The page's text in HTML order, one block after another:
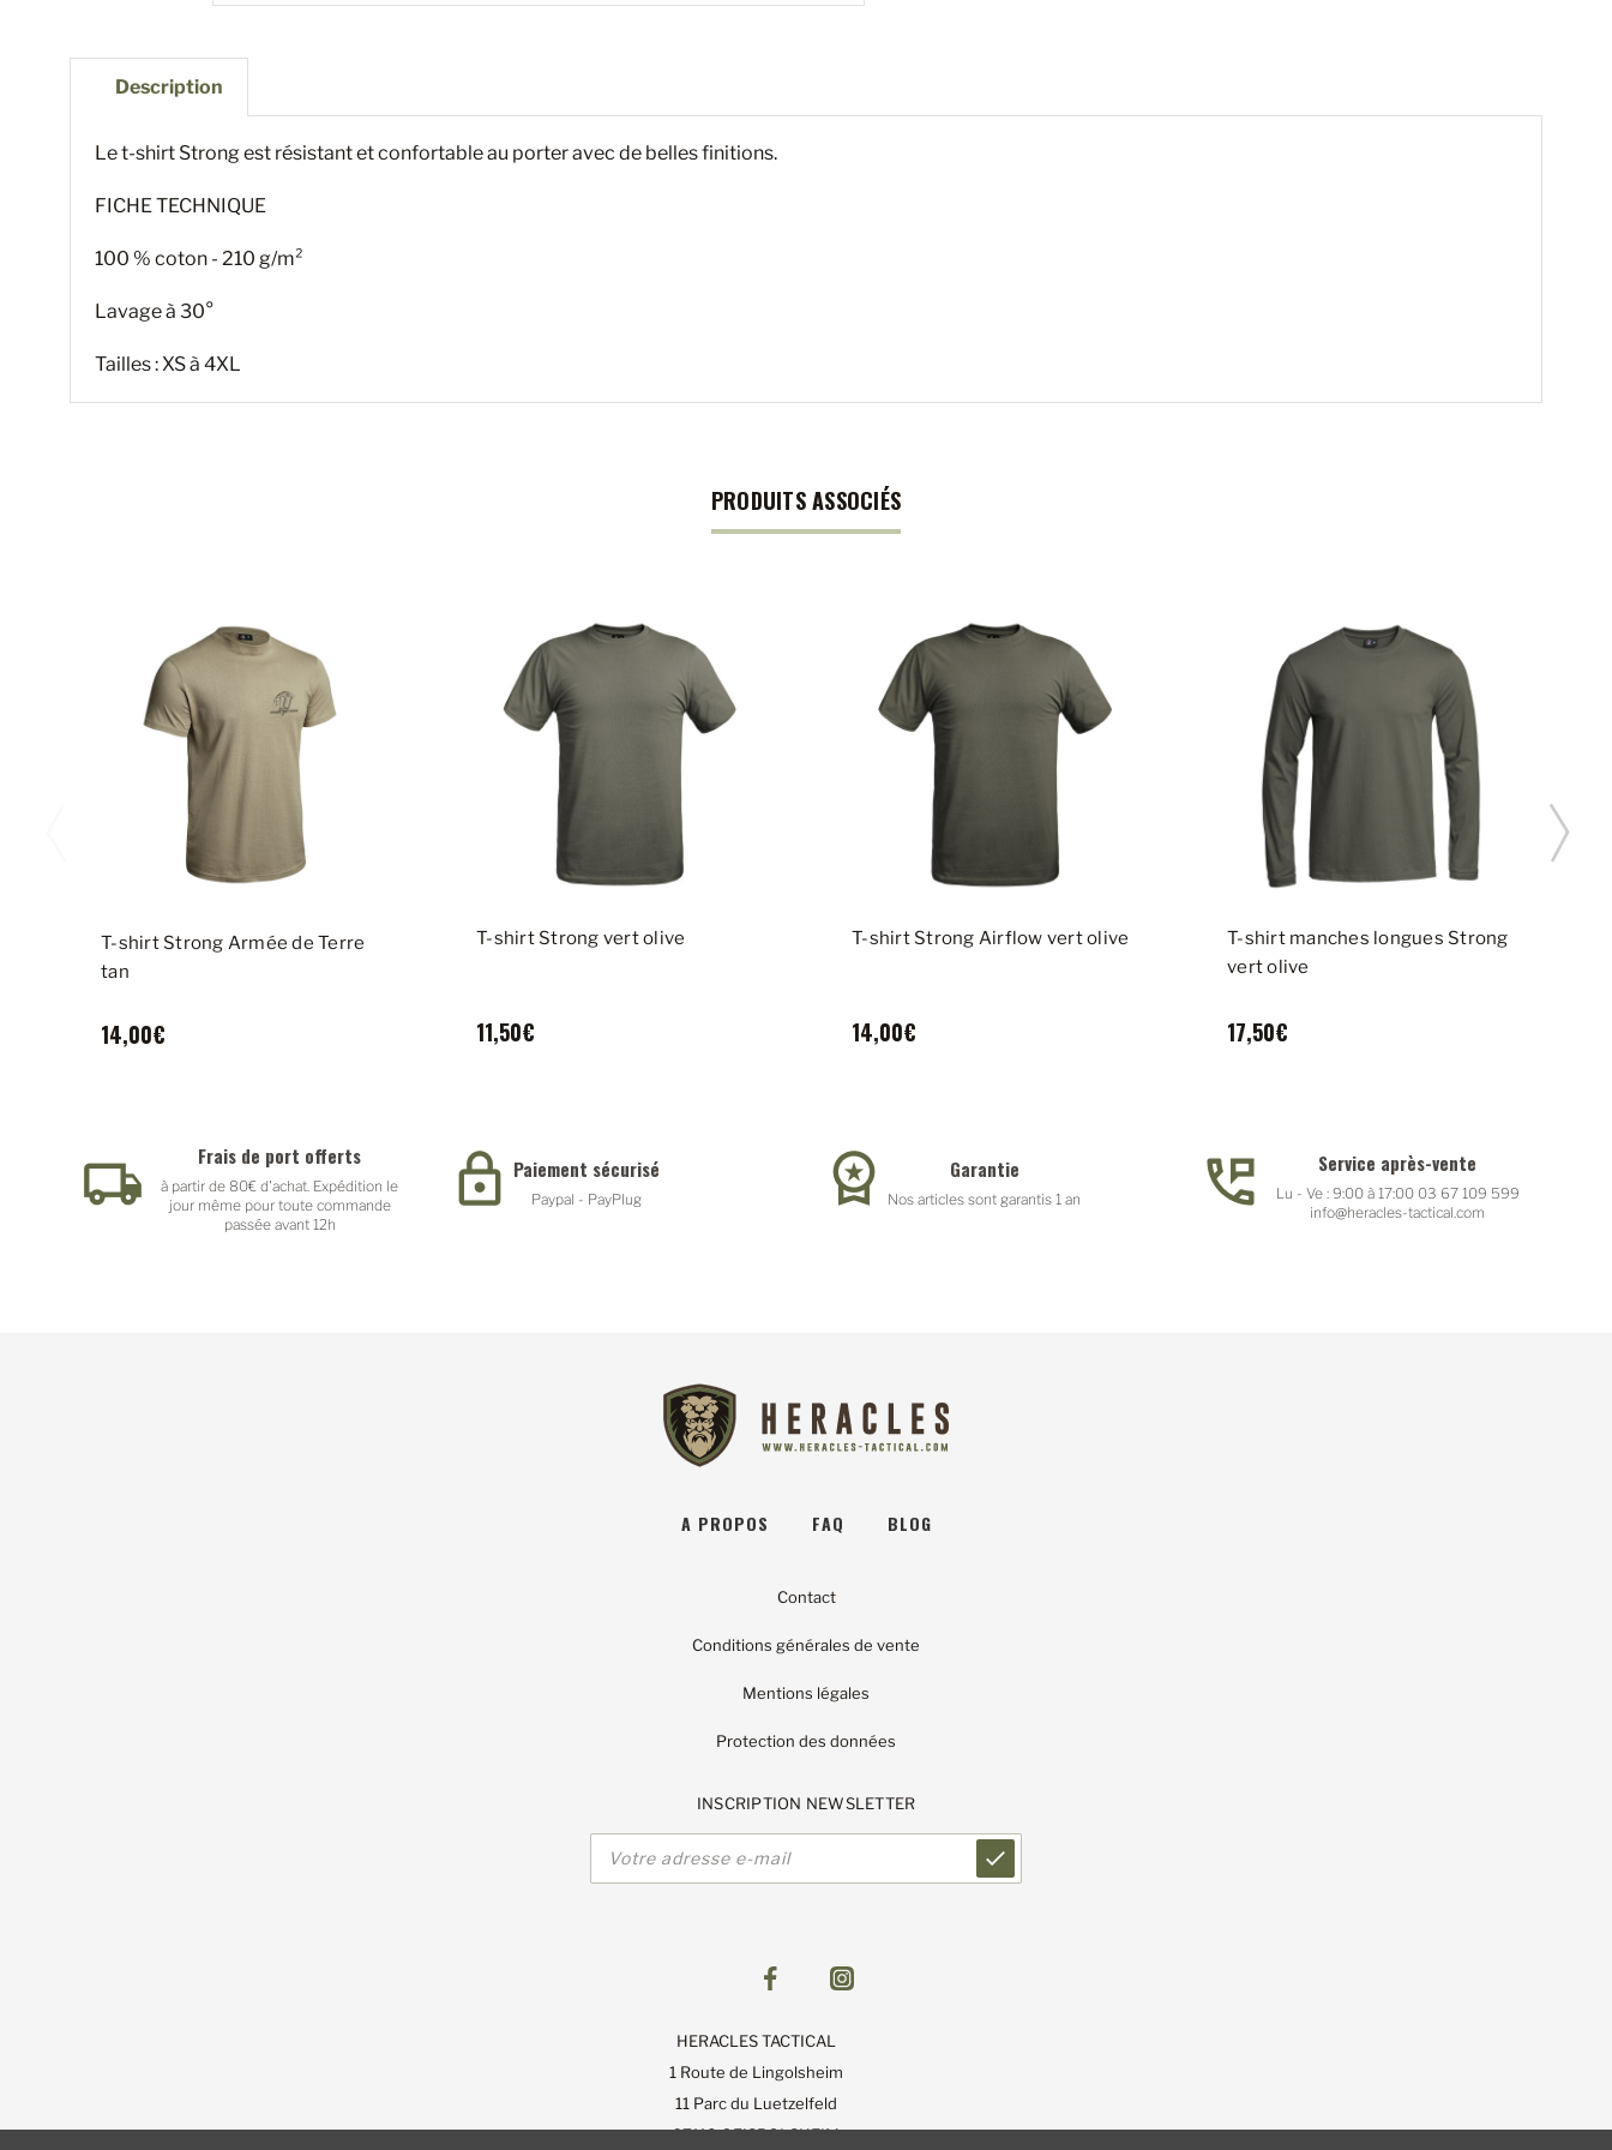
Description
Le t-shirt Strong est résistant et confortable au porter avec de belles finitions.
FICHE TECHNIQUE
100 % coton - 210 g/m²
Lavage à 30°
Tailles : XS à 4XL
PRODUITS ASSOCIÉS
T-shirt Strong Armée de Terre
tan
14,00€
T-shirt Strong vert olive
11,50€
T-shirt Strong Airflow vert olive
14,00€
T-shirt manches longues Strong
vert olive
17,50€
Frais de port offerts
à partir de 80€ d'achat. Expédition le
jour même pour toute commande
passée avant 12h
Paiement sécurisé
Paypal - PayPlug
Garantie
Nos articles sont garantis 1 an
Service après-vente
Lu - Ve : 9:00 à 17:00 03 67 109 599
info@heracles-tactical.com
A PROPOS FAQ BLOG
Contact
Conditions générales de vente
Mentions légales
Protection des données
INSCRIPTION NEWSLETTER
Adresse
HERACLES TACTICAL
1 Route de Lingolsheim
11 Parc du Luetzelfeld
67118 GEISPOLSHEIM